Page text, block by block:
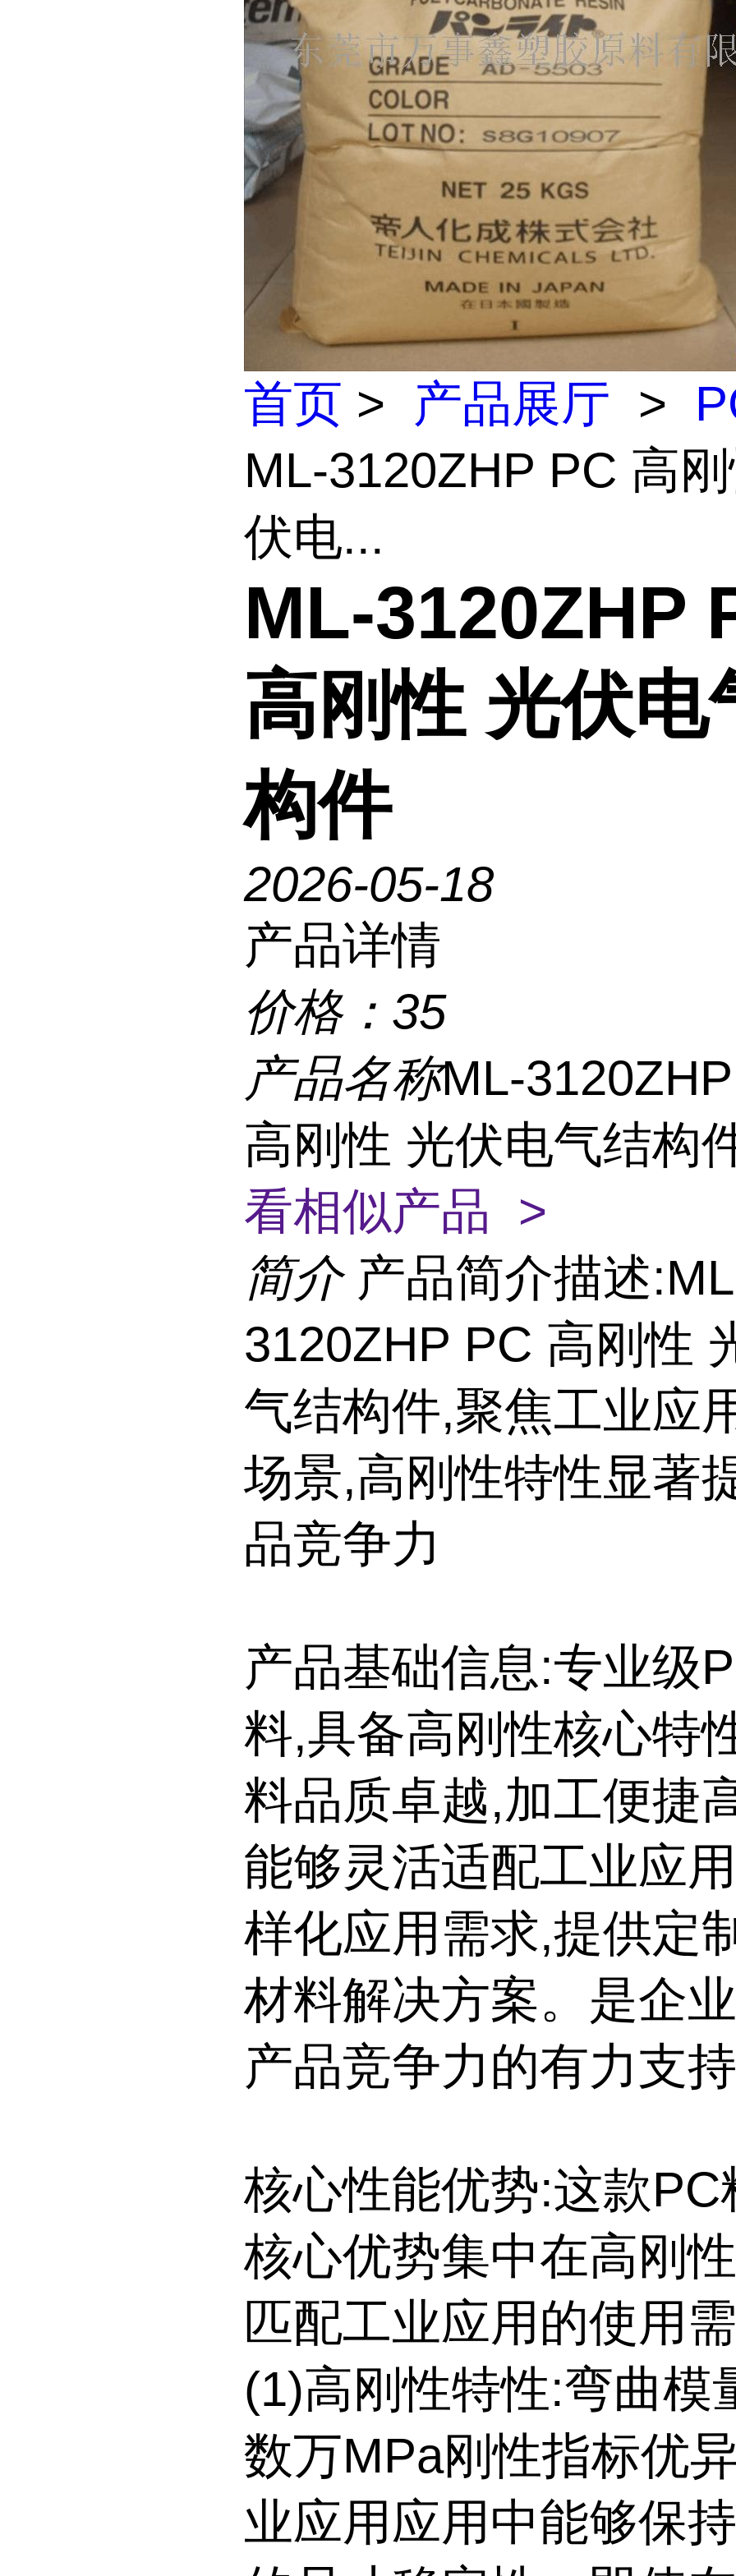
首页 > 产品展厅 >
ML-3120ZHP PC 高
伏电...
ML-3120ZHP
高刚性 光伏电
构件
2026-05-18
产品详情
价格： 35
产品名称ML-
高刚性 光伏电气结构
看相似产品 >
简介 产品简介描述
3120ZHP PC 高刚性
气结构件,聚焦工业应
场景,高刚性特性显著
品竞争力
产品基础信息:专业级
料,具备高刚性核心特
料品质卓越,加工便捷
能够灵活适配工业应
样化应用需求,提供定
材料解决方案。是企
产品竞争力的有力支持
核心性能优势:这款PC
核心优势集中在高刚
匹配工业应用的使用
(1)高刚性特性:弯曲模
数万MPa刚性指标优
业应用应用中能够保